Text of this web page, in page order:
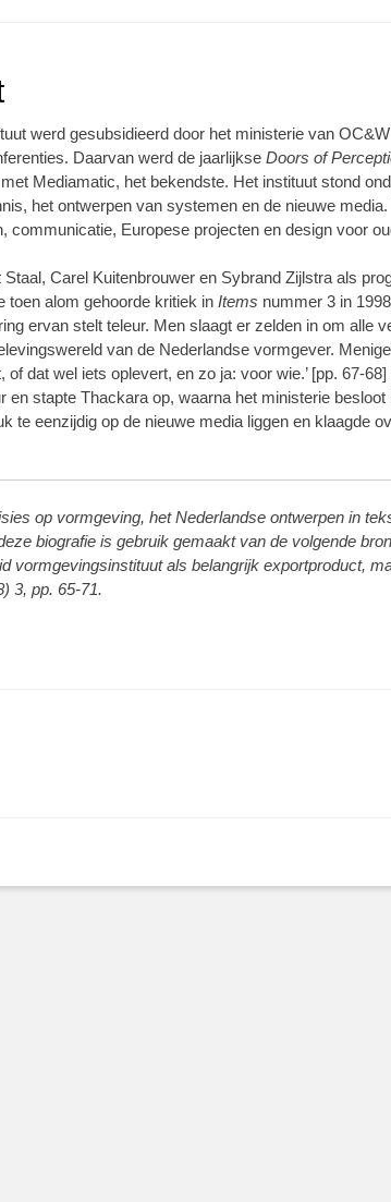
werd gesubsidieerd door het ministerie van
Daarvan werd de jaarlijkse Doors of
Mediamatic, het bekendste. Het instituut stond
het ontwerpen van systemen en de nieuwe media.
communicatie, Europese projecten en design voor
Carel Kuitenbrouwer en Sybrand Zijlstra als
toen alom gehoorde kritiek in Items nummer 3 in
ervan stelt teleur. Men slaagt er zelden in om alle
van de Nederlandse vormgever.
dat wel iets oplevert, en zo ja: voor wie.’ [pp. 67-
stapte Thackara op, waarna het ministerie besloot
te eenzijdig op de nieuwe media liggen en klaagde
op vormgeving, het Nederlandse ontwerpen in
biografie is gebruik gemaakt van de volgende
vormgevingsinstituut als belangrijk exportproduct,
3, pp. 65-71.